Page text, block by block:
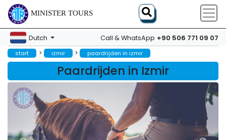
MINISTER TOURS
Dutch Call & WhatsApp +90 506 771 09 07
start > izmir > paardrijden in izmir
Paardrijden in Izmir